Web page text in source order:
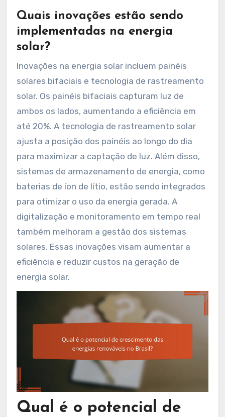
Quais inovações estão sendo
implementadas na energia
solar?
Inovações na energia solar incluem painéis
solares bifaciais e tecnologia de rastreamento
solar. Os painéis bifaciais capturam luz de
ambos os lados, aumentando a eficiência em
até 20%. A tecnologia de rastreamento solar
ajusta a posição dos painéis ao longo do dia
para maximizar a captação de luz. Além disso,
sistemas de armazenamento de energia, como
baterias de íon de lítio, estão sendo integrados
para otimizar o uso da energia gerada. A
digitalização e monitoramento em tempo real
também melhoram a gestão dos sistemas
solares. Essas inovações visam aumentar a
eficiência e reduzir custos na geração de
energia solar.
Qual é o potencial de